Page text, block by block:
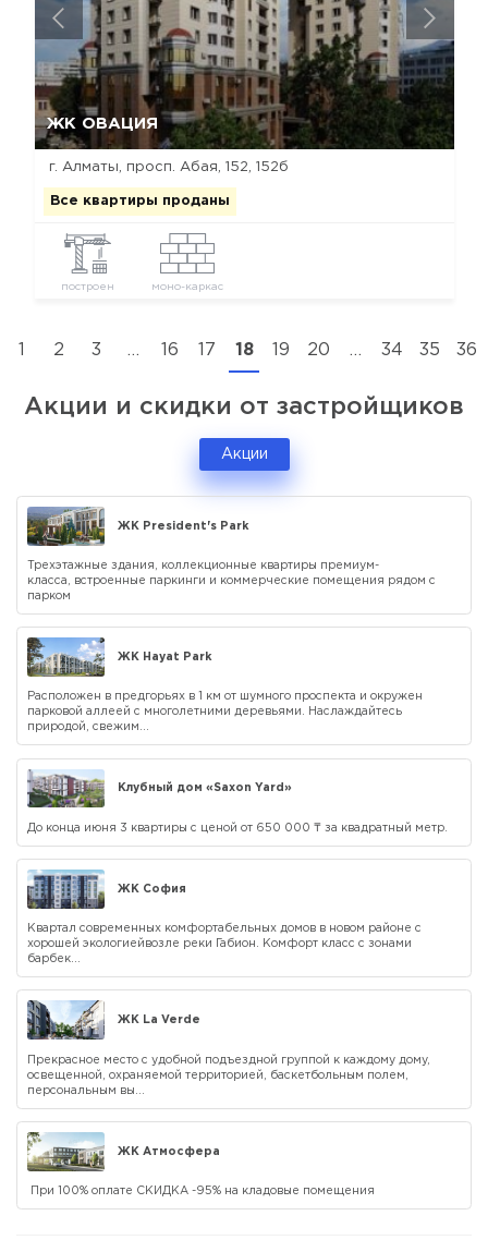
ЖК ОВАЦИЯ
г. Алматы, просп. Абая, 152, 152б
Все квартиры проданы
построен моно-каркас
Да, удалить Отмена
1 2 3 … 16 17 18 19 20 … 34 35 36
Акции и скидки от застройщиков
Акции
ЖК President's Park
Трехэтажные здания, коллекционные квартиры премиум-
класса, встроенные паркинги и коммерческие помещения рядом с
парком
ЖК Hayat Park
Расположен в предгорьях в 1 км от шумного проспекта и окружен
парковой аллеей с многолетними деревьями. Наслаждайтесь
природой, свежим...
Клубный дом «Saxon Yard»
До конца июня 3 квартиры с ценой от 650 000 ₸ за квадратный метр.
ЖК София
Квартал современных комфортабельных домов в новом районе с
хорошей экологиейвозле реки Габион. Комфорт класс с зонами
барбек...
ЖК La Verde
Прекрасное место с удобной подъездной группой к каждому дому,
освещенной, охраняемой территорией, баскетбольным полем,
персональным вы...
ЖК Атмосфера
При 100% оплате СКИДКА -95% на кладовые помещения